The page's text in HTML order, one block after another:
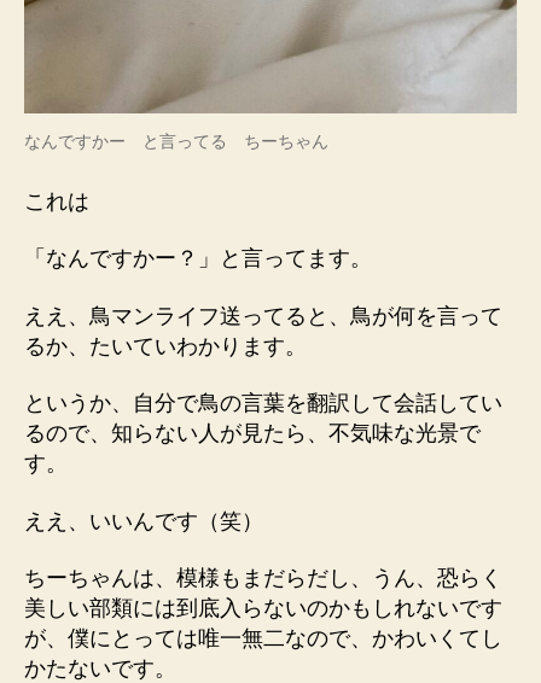
なんですかー と言ってる ちーちゃん
これは
「なんですかー？」と言ってます。
ええ、鳥マンライフ送ってると、鳥が何を言って
るか、たいていわかります。
というか、自分で鳥の言葉を翻訳して会話してい
るので、知らない人が見たら、不気味な光景で
す。
ええ、いいんです（笑）
ちーちゃんは、模様もまだらだし、うん、恐らく
美しい部類には到底入らないのかもしれないです
が、僕にとっては唯一無二なので、かわいくてし
かたないです。